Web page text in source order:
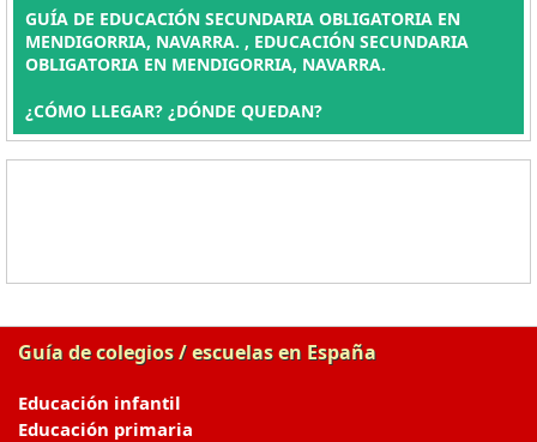
GUÍA DE EDUCACIÓN SECUNDARIA OBLIGATORIA EN
MENDIGORRIA, NAVARRA. , EDUCACIÓN SECUNDARIA
OBLIGATORIA EN MENDIGORRIA, NAVARRA.
¿CÓMO LLEGAR? ¿DÓNDE QUEDAN?
Guía de colegios / escuelas en España
Educación infantil
Educación primaria